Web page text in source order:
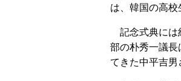
は、韓国の高校
記念式典には
部の朴秀一議長
てきた中平吉男